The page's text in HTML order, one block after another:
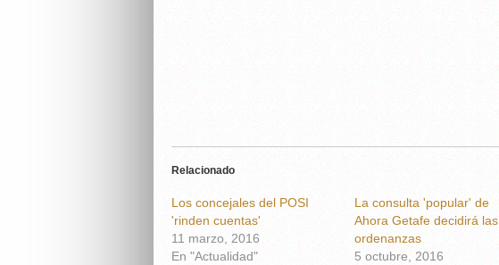
Relacionado
Los concejales del POSI
'rinden cuentas'
11 marzo, 2016
En "Actualidad"
La consulta 'popular' de
Ahora Getafe decidirá las
ordenanzas
5 octubre, 2016